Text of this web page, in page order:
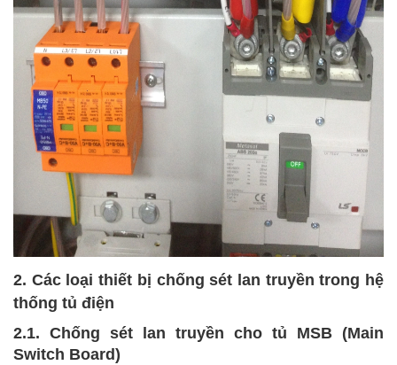
2. Các loại thiết bị chống sét lan truyền trong hệ
thống tủ điện
2.1. Chống sét lan truyền cho tủ MSB (Main
Switch Board)